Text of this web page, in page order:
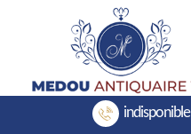
indisponible